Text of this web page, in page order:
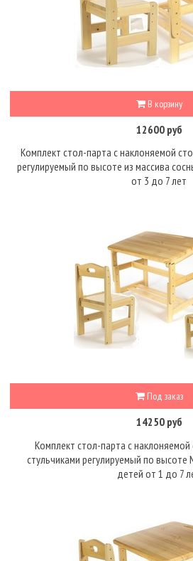
В корзину
12600 руб
Комплект стол-парта с наклоняемой
регулируемый по высоте из массива
от 3 до 7 лет
Под заказ
14250 руб
Комплект стол-парта с
стульчиками регулируемый по
детей от 1 до 7